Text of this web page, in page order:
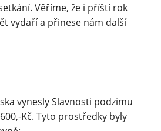
Věříme, že i příští rok
vydaří a přinese nám další
vynesly Slavnosti podzimu
Kč. Tyto prostředky byly